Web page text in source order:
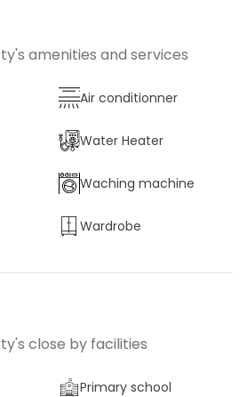
amenities and services
Air conditionner
Water Heater
Waching machine
Wardrobe
close by facilities
Primary school